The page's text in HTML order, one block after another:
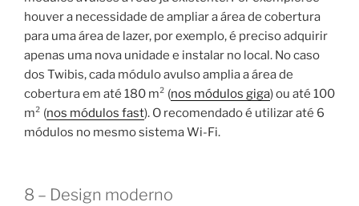
houver a necessidade de ampliar a área de cobertura
para uma área de lazer, por exemplo, é preciso adquirir
apenas uma nova unidade e instalar no local. No caso
dos Twibis, cada módulo avulso amplia a área de
cobertura em até 180 m² (nos módulos giga) ou até 100
m² (nos módulos fast). O recomendado é utilizar até 6
módulos no mesmo sistema Wi-Fi.
8 – Design moderno